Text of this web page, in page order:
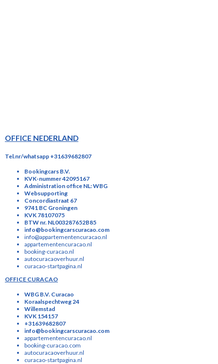
OFFICE NEDERLAND
Tel.nr/whatsapp +31639682807
Bookingcars B.V.
KVK-nummer 42095167
Administration office NL: WBG
Websupporting
Concordiastraat 67
9741 BC Groningen
KVK 78107075
BTW nr. NL003287652B85
info@bookingcarscuracao.com
info@appartementencuracao.nl
appartementencuracao.nl
booking-curacao.nl
autocuracaoverhuur.nl
curacao-startpagina.nl
OFFICE CURACAO
WBG B.V. Curacao
Koraalspechtweg 24
Willemstad
KVK 154157
+31639682807
info@bookingcarscuracao.com
appartementencuracao.nl
booking-curacao.com
autocuracaoverhuur.nl
curacao-startpagina.nl